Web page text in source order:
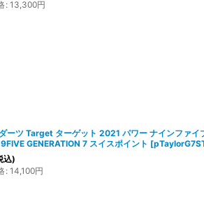
: 13,300円
ーツ Target ターゲット 2021 パワー ナインファイ
GENERATION 7 スイスポイント [
込)
: 14,100円